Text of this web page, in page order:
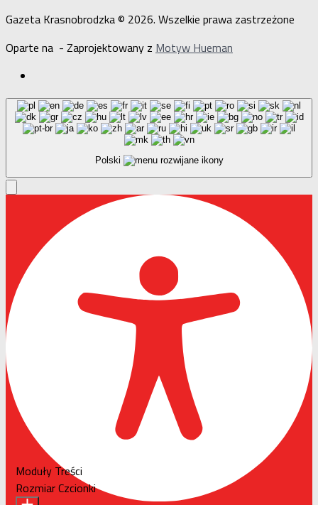
Gazeta Krasnobrodzka © 2026. Wszelkie prawa zastrzeżone
Oparte na - Zaprojektowany z Motyw Hueman
Polski
Moduły Treści
Rozmiar Czcionki